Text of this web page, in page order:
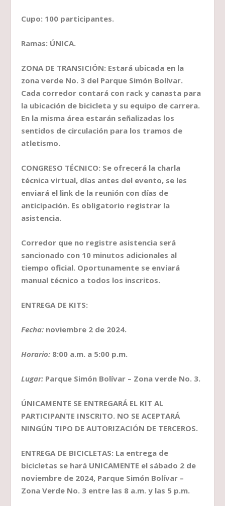
Cupo: 100 participantes.
Ramas: ÚNICA.
ZONA DE TRANSICIÓN: Estará ubicada en la
zona verde No. 3 del Parque Simón Bolívar.
Cada corredor contará con rack y canasta para
la ubicación de bicicleta y su equipo de carrera.
En la misma área estarán señalizadas los
sentidos de circulación para los tramos de
atletismo.
CONGRESO TÉCNICO: Se ofrecerá la charla
técnica virtual, días antes del evento, se les
enviará el link de la reunión con días de
anticipación. Es obligatorio registrar la
asistencia.
Corredor que no registre asistencia será
sancionado con 10 minutos adicionales al
tiempo oficial. Oportunamente se enviará
manual técnico a todos los inscritos.
ENTREGA DE KITS:
Fecha: noviembre 2 de 2024.
Horario: 8:00 a.m. a 5:00 p.m.
Lugar: Parque Simón Bolívar – Zona verde No. 3.
ÚNICAMENTE SE ENTREGARÁ EL KIT AL
PARTICIPANTE INSCRITO. NO SE ACEPTARÁ
NINGÚN TIPO DE AUTORIZACIÓN DE TERCEROS.
ENTREGA DE BICICLETAS: La entrega de
bicicletas se hará UNICAMENTE el sábado 2 de
noviembre de 2024, Parque Simón Bolívar –
Zona Verde No. 3 entre las 8 a.m. y las 5 p.m.